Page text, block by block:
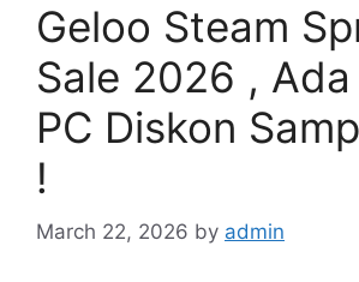
Geloo Steam
Sale 2026 , Ada
PC Diskon
!
March 22, 2026 by admin